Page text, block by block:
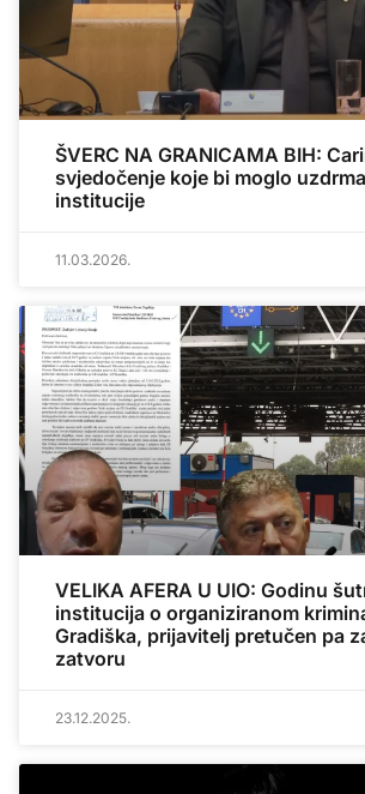
ŠVERC NA GRANICAMA BIH:
svjedočenje koje bi moglo
institucije
11.03.2026.
VELIKA AFERA U UIO: Godinu
institucija o organiziranom
Gradiška, prijavitelj pretučen pa
zatvoru
23.12.2025.